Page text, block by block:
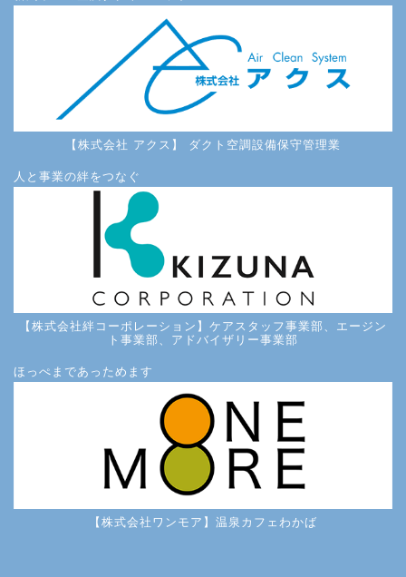
【株式会社 アクス】 ダクト空調設備保守管理業
人と事業の絆をつなぐ
【株式会社絆コーポレーション】ケアスタッフ事業部、エージン
ト事業部、アドバイザリー事業部
ほっぺまであっためます
【株式会社ワンモア】温泉カフェわかば